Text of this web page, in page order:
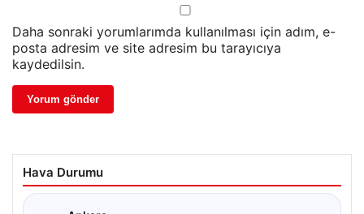
Daha sonraki yorumlarımda kullanılması için adım, e-
posta adresim ve site adresim bu tarayıcıya
kaydedilsin.
Hava Durumu